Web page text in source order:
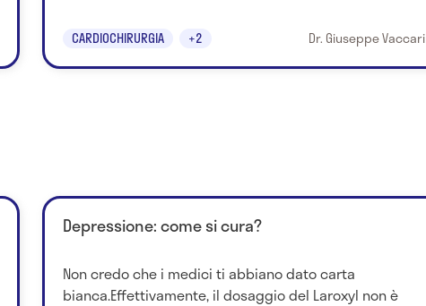
CARDIOCHIRURGIA +2 Dr. Giuseppe Vaccari
Depressione: come si cura?
Non credo che i medici ti abbiano dato carta
bianca.Effettivamente, il dosaggio del Laroxyl non è